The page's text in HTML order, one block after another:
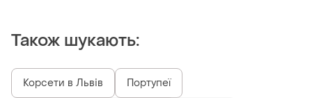
Також шукають:
Корсети в Львів Портупеї